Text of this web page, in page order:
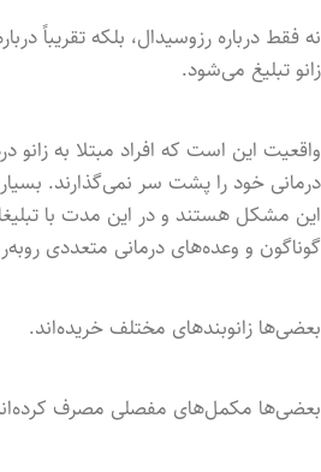
نه فقط درباره رزوسیدال، بلکه تقریباً
زانو تبلیغ می‌شود.
واقعیت این است که افراد مبتلا به زانو
درمانی خود را پشت سر نمی‌گذارند.
این مشکل هستند و در این مدت با
گوناگون و وعده‌های درمانی متعددی
بعضی‌ها زانوبندهای مختلف خریده‌اند.
بعضی‌ها مکمل‌های مفصلی مصرف